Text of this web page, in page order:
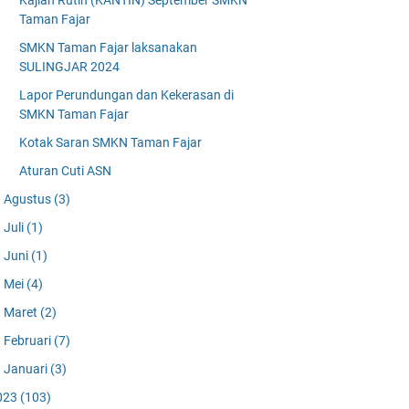
Taman Fajar
SMKN Taman Fajar laksanakan
SULINGJAR 2024
Lapor Perundungan dan Kekerasan di
SMKN Taman Fajar
Kotak Saran SMKN Taman Fajar
Aturan Cuti ASN
Agustus (3)
Juli (1)
Juni (1)
Mei (4)
Maret (2)
Februari (7)
Januari (3)
(103)